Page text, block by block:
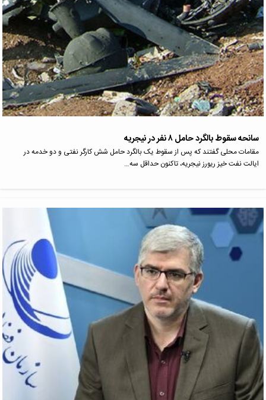
سانحه سقوط بالگرد حامل ۸ نفر در نیجریه
مقامات محلی گفتند که پس از سقوط یک بالگرد حامل شش کارگر نفتی و دو خدمه در
ایالت نفت خیز ریورز نیجریه، تاکنون حداقل سه…